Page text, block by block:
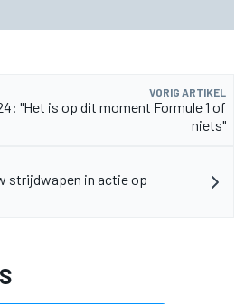
VORIG ARTIKEL
"Het is op dit moment Formule 1 of
niets"
strijdwapen in actie op